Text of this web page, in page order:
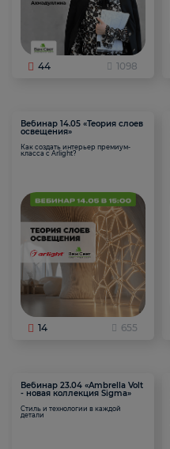
44 1098
Вебинар 14.05 «Теория слоев
освещения»
Как создать интерьер премиум-
класса с Arlight?
14 655
Вебинар 23.04 «Ambrella Volt
- новая коллекция Sigma»
Стиль и технологии в каждой
детали